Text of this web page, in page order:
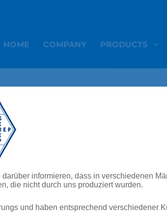
HOME COMPANY PRODUCTS
reaching our goal with maximum loads
are designed for top performance. GEREP
positive vehicle characteristics safely on the road.
and if there is rain, snow or ice: kilometre for
informieren, dass in verschiedenen
die nicht durch uns produziert wurden.
und haben entsprechend verschiedener